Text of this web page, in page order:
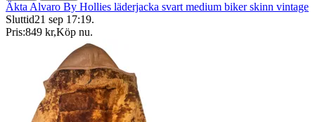
Äkta Alvaro By Hollies läderjacka svart medium biker skinn vintage
Sluttid21 sep 17:19.
Pris:849 kr,Köp nu.